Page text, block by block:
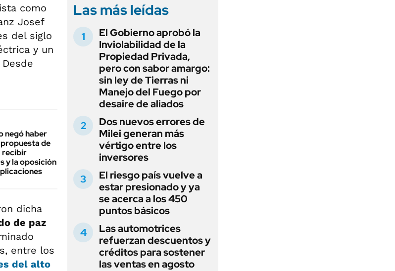
como
Josef
del siglo
y un
negó haber
de
recibir
y la oposición
dicha
de paz
entre los
del alto
Las más leídas
El Gobierno aprobó la
Inviolabilidad de la
Propiedad Privada,
pero con sabor amargo:
sin ley de Tierras ni
Manejo del Fuego por
desaire de aliados
Dos nuevos errores de
Milei generan más
vértigo entre los
inversores
El riesgo país vuelve a
estar presionado y ya
se acerca a los 450
puntos básicos
Las automotrices
refuerzan descuentos y
créditos para sostener
las ventas en agosto